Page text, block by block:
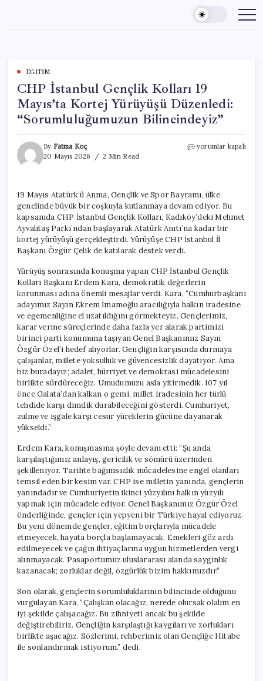
content
EĞITIM
CHP İstanbul Gençlik Kolları 19
Mayıs’ta Kortej Yürüyüşü Düzenledi:
“Sorumluluğumuzun Bilincindeyiz”
By Fatma Koç
20 Mayıs 2026
2 Min Read
CHP
Mayıs’ta
Kortej
Yürüyüşü
Düzenledi:
“Sorumluluğumuzun
yorumlar kapalı
19 Mayıs Atatürk’ü Anma, Gençlik ve Spor Bayramı, ülke
genelinde büyük bir coşkuyla kutlanmaya devam ediyor. Bu
kapsamda CHP İstanbul Gençlik Kolları, Kadıköy’deki Mehmet
Ayvalıtaş Parkı’ndan başlayarak Atatürk Anıtı’na kadar bir
kortej yürüyüşü gerçekleştirdi. Yürüyüşe CHP İstanbul İl
Başkanı Özgür Çelik de katılarak destek verdi.
Yürüyüş sonrasında konuşma yapan CHP İstanbul Gençlik
Kolları Başkanı Erdem Kara, demokratik değerlerin
korunması adına önemli mesajlar verdi. Kara, “Cumhurbaşkanı
adayımız Sayın Ekrem İmamoğlu aracılığıyla halkın iradesine
ve egemenliğine el uzatıldığını görmekteyiz. Gençlerimiz,
karar verme süreçlerinde daha fazla yer alarak partimizi
birinci parti konumuna taşıyan Genel Başkanımız Sayın
Özgür Özel’i hedef alıyorlar. Gençliğin karşısında durmaya
çalışanlar, millete yoksulluk ve güvencesizlik dayatıyor. Ama
biz buradayız; adalet, hürriyet ve demokrasi mücadelesini
birlikte sürdüreceğiz. Umudumuzu asla yitirmedik. 107 yıl
önce Galata’dan kalkan o gemi, millet iradesinin her türlü
tehdide karşı dimdik durabileceğini gösterdi. Cumhuriyet,
zulme ve işgale karşı cesur yüreklerin gücüne dayanarak
yükseldi.”
Erdem Kara, konuşmasına şöyle devam etti: “Şu anda
karşılaştığımız anlayış, gericilik ve sömürü üzerinden
şekilleniyor. Tarihte bağımsızlık mücadelesine engel olanları
temsil eden bir kesim var. CHP ise milletin yanında, gençlerin
yanındadır ve Cumhuriyetin ikinci yüzyılını halkın yüzyılı
yapmak için mücadele ediyor. Genel Başkanımız Özgür Özel
önderliğinde, gençler için yepyeni bir Türkiye hayal ediyoruz.
Bu yeni dönemde gençler, eğitim borçlarıyla mücadele
etmeyecek, hayata borçla başlamayacak. Emekleri göz ardı
edilmeyecek ve çağın ihtiyaçlarına uygun hizmetlerden vergi
alınmayacak. Pasaportumuz uluslararası alanda saygınlık
kazanacak; zorluklar değil, özgürlük bizim hakkımızdır.”
Son olarak, gençlerin sorumluluklarının bilincinde olduğunu
vurgulayan Kara, “Çalışkan olacağız, nerede olursak olalım en
iyi şekilde çalışacağız. Bu zihniyeti ancak bu şekilde
değiştirebiliriz. Gençliğin karşılaştığı kaygıları ve zorlukları
birlikte aşacağız. Sözlerimi, rehberimiz olan Gençliğe Hitabe
ile sonlandırmak istiyorum.” dedi.